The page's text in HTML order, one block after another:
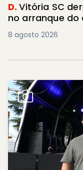
D.Vitória SC
no arranque
8 agosto 2026